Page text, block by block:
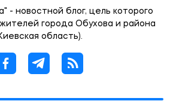
- новостной блог, цель которого
города Обухова и района
область).